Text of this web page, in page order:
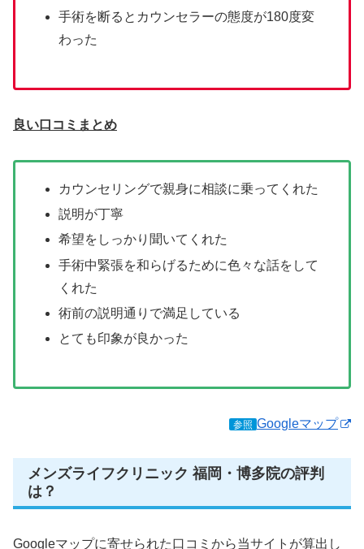
手術を断るとカウンセラーの態度が180度変
わった
良い口コミまとめ
カウンセリングで親身に相談に乗ってくれた
説明が丁寧
希望をしっかり聞いてくれた
手術中緊張を和らげるために色々な話をして
くれた
術前の説明通りで満足している
とても印象が良かった
参照 Googleマップ
メンズライフクリニック 福岡・博多院の評判
は？
Googleマップに寄せられた口コミから当サイトが算出し